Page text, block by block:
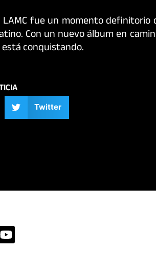
fue un momento
Con un nuevo álbum en
conquistando.
Twitter
Y
o